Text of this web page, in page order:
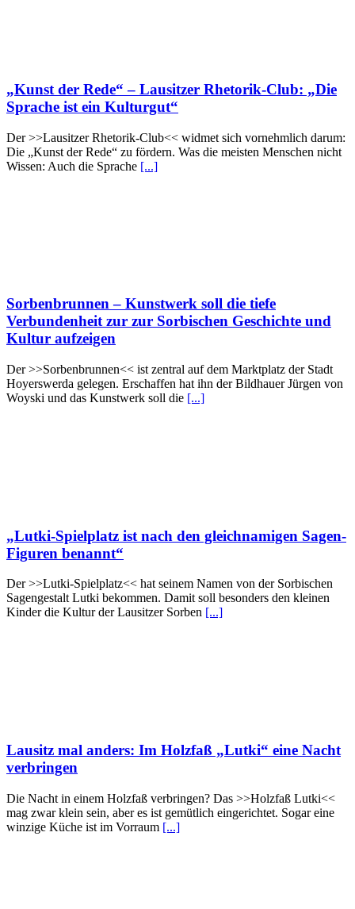
„Kunst der Rede“ – Lausitzer Rhetorik-Club: „Die
Sprache ist ein Kulturgut“
Der >>Lausitzer Rhetorik-Club<< widmet sich vornehmlich darum:
Die „Kunst der Rede“ zu fördern. Was die meisten Menschen nicht
Wissen: Auch die Sprache [...]
Sorbenbrunnen – Kunstwerk soll die tiefe
Verbundenheit zur zur Sorbischen Geschichte und
Kultur aufzeigen
Der >>Sorbenbrunnen<< ist zentral auf dem Marktplatz der Stadt
Hoyerswerda gelegen. Erschaffen hat ihn der Bildhauer Jürgen von
Woyski und das Kunstwerk soll die [...]
„Lutki-Spielplatz ist nach den gleichnamigen Sagen-
Figuren benannt“
Der >>Lutki-Spielplatz<< hat seinem Namen von der Sorbischen
Sagengestalt Lutki bekommen. Damit soll besonders den kleinen
Kinder die Kultur der Lausitzer Sorben [...]
Lausitz mal anders: Im Holzfaß „Lutki“ eine Nacht
verbringen
Die Nacht in einem Holzfaß verbringen? Das >>Holzfaß Lutki<<
mag zwar klein sein, aber es ist gemütlich eingerichtet. Sogar eine
winzige Küche ist im Vorraum [...]